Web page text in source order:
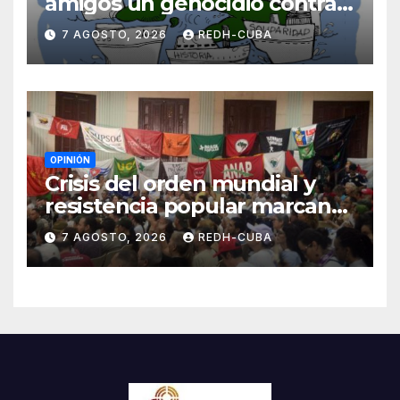
Cuba? Por Hedelberto López
Blanch
7 AGOSTO, 2026 REDH-CUBA
OPINIÓN
Crisis del orden mundial y
resistencia popular marcan
el inicio de la IV Asamblea
Continental de ALBA
Movimientos en Cuba
7 AGOSTO, 2026 REDH-CUBA